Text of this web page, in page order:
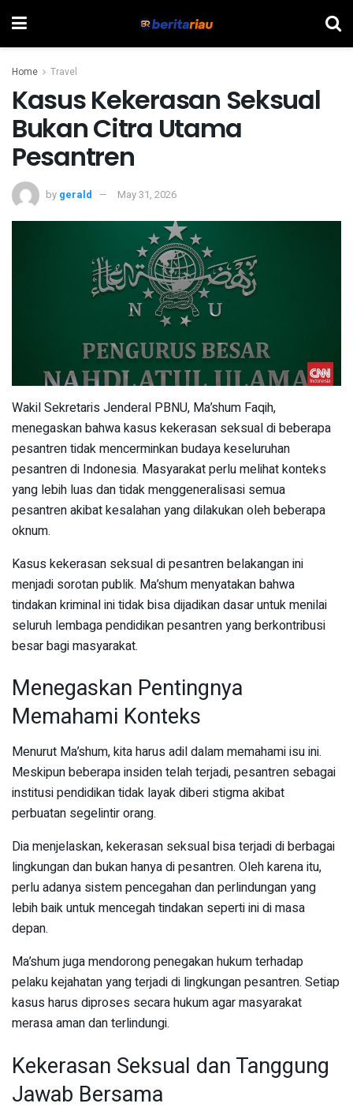
Home Travel
Kasus Kekerasan Seksual
Bukan Citra Utama
Pesantren
by gerald May 31, 2026
Wakil Sekretaris Jenderal PBNU, Ma’shum Faqih,
menegaskan bahwa kasus kekerasan seksual di beberapa
pesantren tidak mencerminkan budaya keseluruhan
pesantren di Indonesia. Masyarakat perlu melihat konteks
yang lebih luas dan tidak menggeneralisasi semua
pesantren akibat kesalahan yang dilakukan oleh beberapa
oknum.
Kasus kekerasan seksual di pesantren belakangan ini
menjadi sorotan publik. Ma’shum menyatakan bahwa
tindakan kriminal ini tidak bisa dijadikan dasar untuk menilai
seluruh lembaga pendidikan pesantren yang berkontribusi
besar bagi masyarakat.
Menegaskan Pentingnya
Memahami Konteks
Menurut Ma’shum, kita harus adil dalam memahami isu ini.
Meskipun beberapa insiden telah terjadi, pesantren sebagai
institusi pendidikan tidak layak diberi stigma akibat
perbuatan segelintir orang.
Dia menjelaskan, kekerasan seksual bisa terjadi di berbagai
lingkungan dan bukan hanya di pesantren. Oleh karena itu,
perlu adanya sistem pencegahan dan perlindungan yang
lebih baik untuk mencegah tindakan seperti ini di masa
depan.
Ma’shum juga mendorong penegakan hukum terhadap
pelaku kejahatan yang terjadi di lingkungan pesantren. Setiap
kasus harus diproses secara hukum agar masyarakat
merasa aman dan terlindungi.
Kekerasan Seksual dan Tanggung
Jawab Bersama